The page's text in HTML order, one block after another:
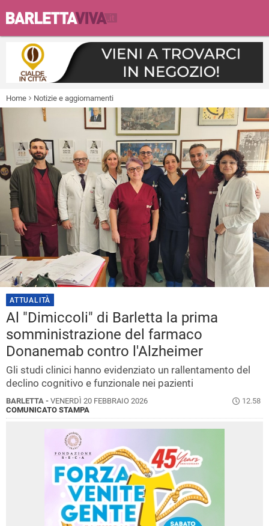
Home Notizie e aggiornamenti
ATTUALITÀ
Al "Dimiccoli" di Barletta la prima
somministrazione del farmaco
Donanemab contro l'Alzheimer
Gli studi clinici hanno evidenziato un rallentamento del
declino cognitivo e funzionale nei pazienti
BARLETTA - VENERDÌ 20 FEBBRAIO 2026
12.58
COMUNICATO STAMPA